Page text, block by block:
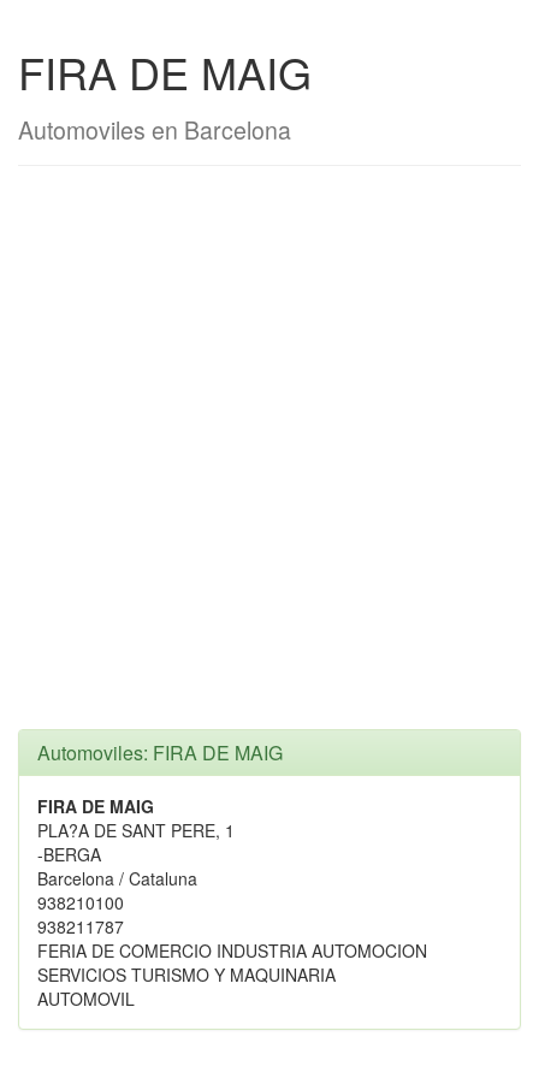
FIRA DE MAIG
Automoviles en Barcelona
Automoviles: FIRA DE MAIG
FIRA DE MAIG
PLA?A DE SANT PERE, 1
-BERGA
Barcelona / Cataluna
938210100
938211787
FERIA DE COMERCIO INDUSTRIA AUTOMOCION
SERVICIOS TURISMO Y MAQUINARIA
AUTOMOVIL